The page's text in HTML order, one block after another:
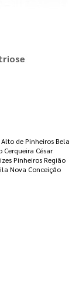
Alto de Pinheiros Bela
Cerqueira César
Pinheiros Região
Nova Conceição